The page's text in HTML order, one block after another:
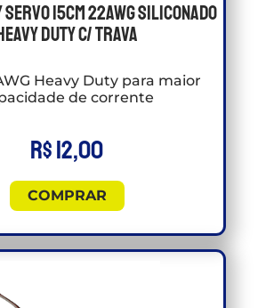
Servo 15cm 22awg Siliconado
Duty C/ Trava
Heavy Duty para maior
de corrente
R$12,00
COMPRAR